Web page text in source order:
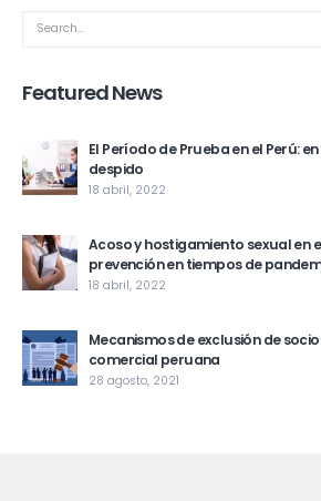
Featured News
El Período de Prueba en el Perú:
despido
18 abril, 2022
Acoso y hostigamiento sexual en
prevención en tiempos de
18 abril, 2022
Mecanismos de exclusión de
comercial peruana
28 agosto, 2021